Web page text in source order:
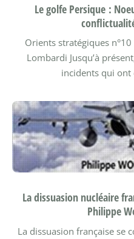
Le golfe Persique :
Orients stratégiques n°10
Lombardi Jusqu’à
incidents qui
La dissuasion nucléaire
Philippe
La dissuasion française se